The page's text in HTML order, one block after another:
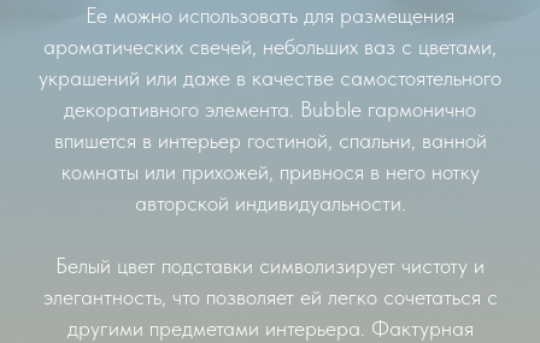
Ее можно использовать для размещения
ароматических свечей, небольших ваз с цветами,
украшений или даже в качестве самостоятельного
декоративного элемента. Bubble гармонично
впишется в интерьер гостиной, спальни, ванной
комнаты или прихожей, привнося в него нотку
авторской индивидуальности.
Белый цвет подставки символизирует чистоту и
элегантность, что позволяет ей легко сочетаться с
другими предметами интерьера. Фактурная